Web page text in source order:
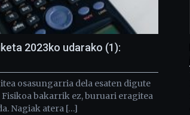
2023ko udarako (1):
osasungarria dela esaten digute
bakarrik ez, buruari eragitea
Nagiak atera […]